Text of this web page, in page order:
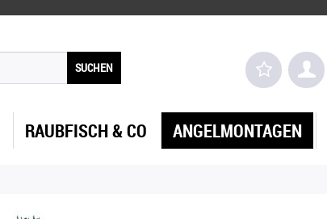
SUCHEN
RAUBFISCH & CO ANGELMONTAGEN